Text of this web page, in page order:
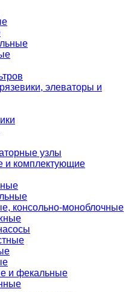
элеваторы и
узлы
и комплектующие
консольно-моноблочные
и фекальные